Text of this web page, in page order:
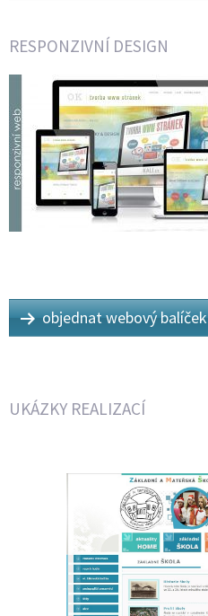
RESPONZIVNÍ DESIGN
objednat webový balíček
UKÁZKY REALIZACÍ